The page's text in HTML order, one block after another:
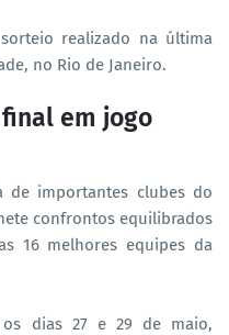
realizado na última
no Rio de Janeiro.
em jogo
de importantes clubes do
confrontos equilibrados
16 melhores equipes da
os dias 27 e 29 de maio,